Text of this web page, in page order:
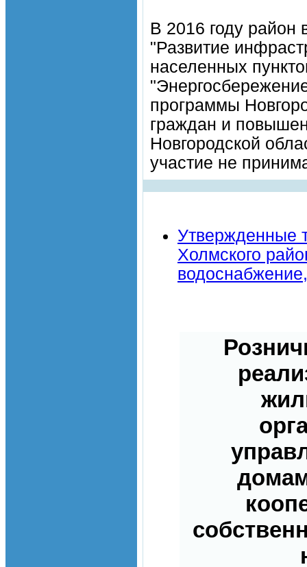
В 2016 году район
"Развитие
населенных
программы
граждан и
Новгородской
участие не
Утвержденные
Холмского